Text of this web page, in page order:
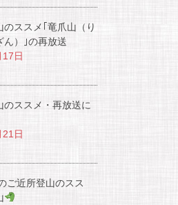
のススメ｢竜爪山（り
ん）｣の再放送
日
のススメ・再放送に
日
ご近所登山のスス